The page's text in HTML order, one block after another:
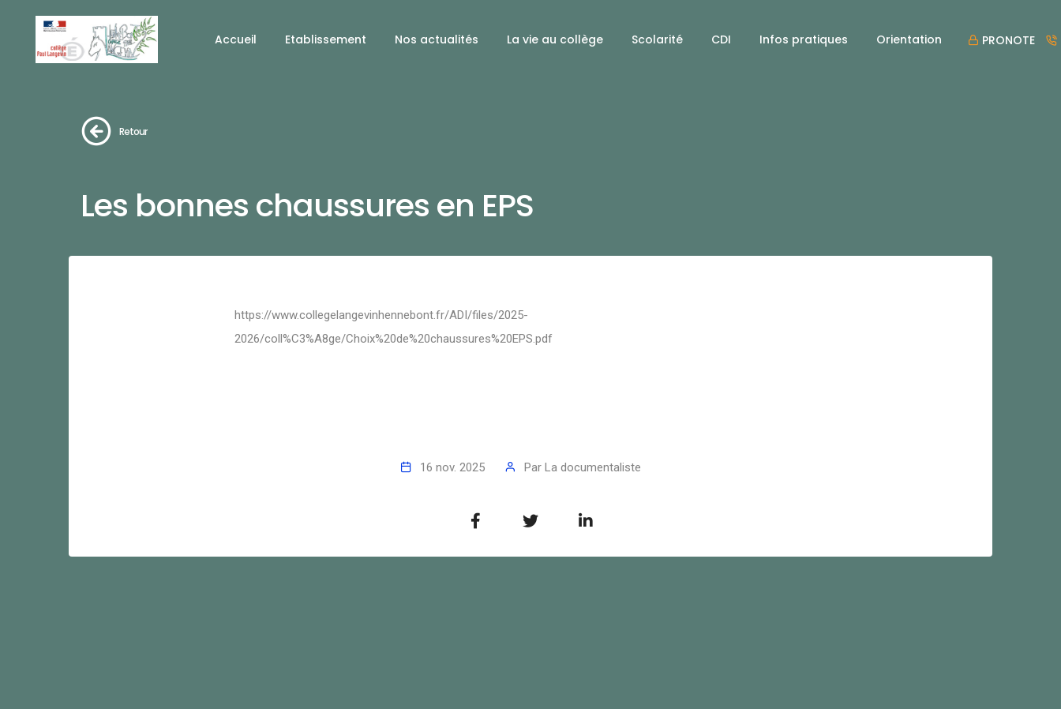
Accueil Etablissement Nos actualités La vie au collège Scolarité CDI Infos pratiques Orientation PRONOTE
Retour
Les bonnes chaussures en EPS
https://www.collegelangevinhennebont.fr/ADI/files/2025-
2026/coll%C3%A8ge/Choix%20de%20chaussures%20EPS.pdf
16 nov. 2025 Par La documentaliste